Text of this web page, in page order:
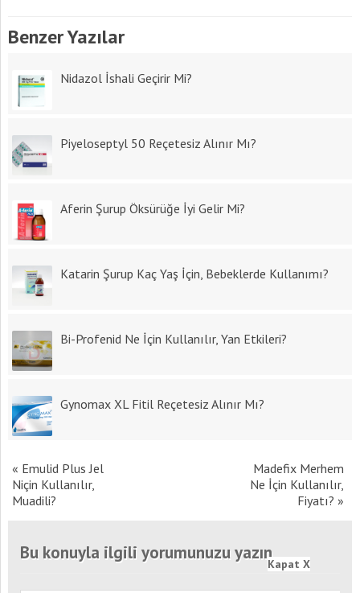
Benzer Yazılar
Nidazol İshali Geçirir Mi?
Piyeloseptyl 50 Reçetesiz Alınır Mı?
Aferin Şurup Öksürüğe İyi Gelir Mi?
Katarin Şurup Kaç Yaş İçin, Bebeklerde Kullanımı?
Bi-Profenid Ne İçin Kullanılır, Yan Etkileri?
Gynomax XL Fitil Reçetesiz Alınır Mı?
« Emulid Plus Jel
Niçin Kullanılır,
Muadili?
Madefix Merhem
Ne İçin Kullanılır,
Fiyatı? »
Bu konuyla ilgili yorumunuzu yazın
Kapat X